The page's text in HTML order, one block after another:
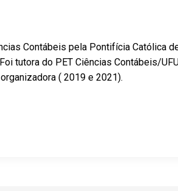
Contábeis pela Pontifícia Católica
tutora do PET Ciências Contábeis/
( 2019 e 2021).